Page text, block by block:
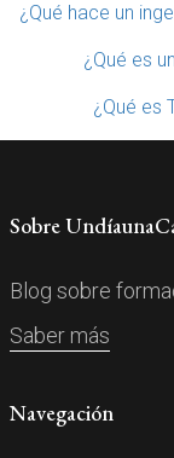
¿Qué hace un
¿Qué es
¿Qué es
Sobre
Blog sobre
Saber más
Navegación